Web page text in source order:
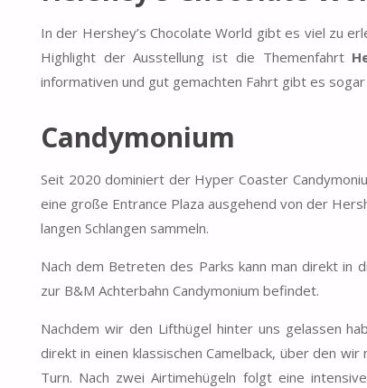
In der Hershey’s Chocolate World gibt es viel zu
Highlight der Ausstellung ist die Themenfahrt
informativen und gut gemachten Fahrt gibt es
Candymonium
Seit 2020 dominiert der Hyper Coaster
eine große Entrance Plaza ausgehend von der
langen Schlangen sammeln.
Nach dem Betreten des Parks kann man direkt in
zur B&M Achterbahn Candymonium befindet.
Nachdem wir den Lifthügel hinter uns gelassen
direkt in einen klassischen Camelback, über den
Turn. Nach zwei Airtimehügeln folgt eine